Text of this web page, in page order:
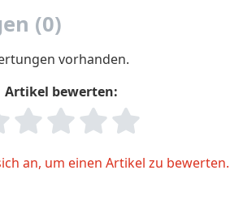
(0)
vorhanden.
Artikel bewerten:
an, um einen Artikel zu bewerten.